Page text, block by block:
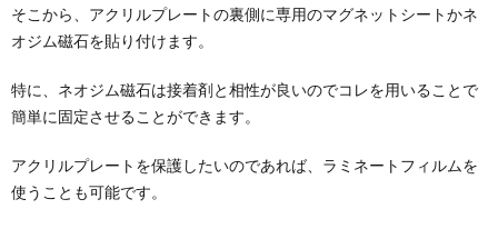
そこから、アクリルプレートの裏側に専用のマグネットシートかネ
オジム磁石を貼り付けます。
特に、ネオジム磁石は接着剤と相性が良いのでコレを用いることで
簡単に固定させることができます。
アクリルプレートを保護したいのであれば、ラミネートフィルムを
使うことも可能です。